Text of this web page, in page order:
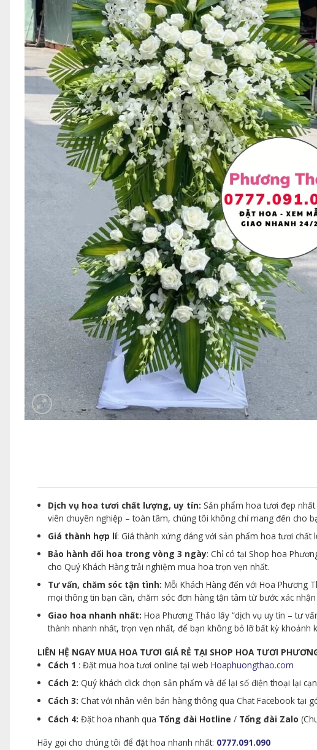
Dịch vụ hoa tươi chất lượng, uy tín: Sản phẩm hoa tươi đẹp
viên chuyên nghiệp – toàn tâm, chúng tôi không chỉ mang đến
Giá thành hợp lí: Giá thành xứng đáng với sản phẩm hoa tươi
Bảo hành đổi hoa trong vòng 3 ngày: Chỉ có tại Shop hoa
cho Quý Khách Hàng trải nghiệm mua hoa trọn vẹn nhất.
Tư vấn, chăm sóc tận tình: Mỗi Khách Hàng đến với Hoa Phương
mọi thông tin bạn cần, chăm sóc đơn hàng tận tâm từ bước xác
Giao hoa nhanh nhất: Hoa Phương Thảo lấy “dịch vụ uy tín – tư
thành nhanh nhất, trọn vẹn nhất, để bạn không bỏ lỡ bất kỳ khoảnh
LIÊN HỆ NGAY MUA HOA TƯƠI GIÁ RẺ TẠI SHOP HOA TƯƠI
Cách 1 : Đặt mua hoa tươi online tại webHoaphuongthao.com
Cách 2: Quý khách click chọn sản phẩm và để lại số điện thoại lại
Cách 3: Chat với nhân viên bán hàng thông qua Chat Facebook tại
Cách 4: Đặt hoa nhanh qua Tổng đài Hotline / Tổng đài Zalo
Hãy gọi cho chúng tôi để đặt hoa nhanh nhất: 0777.091.090